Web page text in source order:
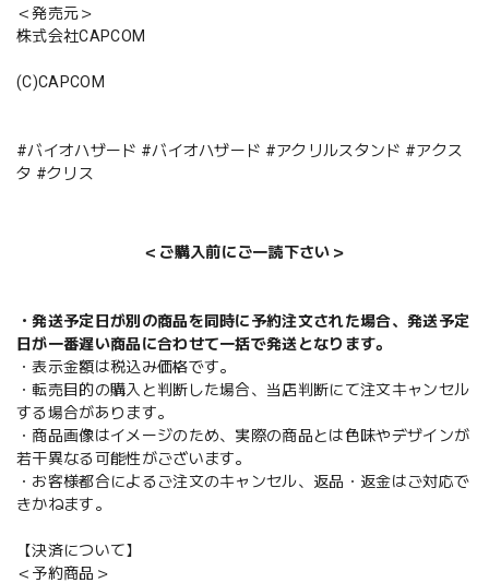
＜発売元＞
株式会社CAPCOM
(C)CAPCOM
#バイオハザード #バイオハザード #アクリルスタンド #アクス
タ #クリス
＜ご購入前にご一読下さい＞
・発送予定日が別の商品を同時に予約注文された場合、発送予定
日が一番遅い商品に合わせて一括で発送となります。
・表示金額は税込み価格です。
・転売目的の購入と判断した場合、当店判断にて注文キャンセル
する場合があります。
・商品画像はイメージのため、実際の商品とは色味やデザインが
若干異なる可能性がございます。
・お客様都合によるご注文のキャンセル、返品・返金はご対応で
きかねます。
【決済について】
＜予約商品＞